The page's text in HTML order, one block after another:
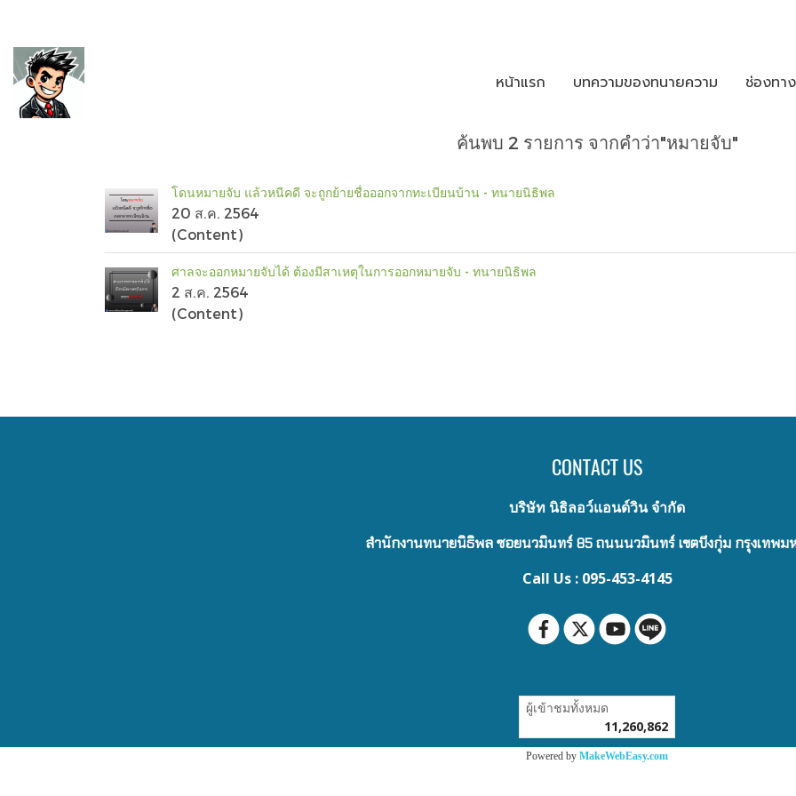
หน้าแรก บทความของทนายความ ช่องทา
ค้นพบ 2 รายการ จากคำว่า"หมายจับ"
โดนหมายจับ แล้วหนีคดี จะถูกย้ายชื่อออกจากทะเบียนบ้าน - ทนายนิธิพล
20 ส.ค. 2564
(Content)
ศาลจะออกหมายจับได้ ต้องมีสาเหตุในการออกหมายจับ - ทนายนิธิพล
2 ส.ค. 2564
(Content)
CONTACT US
บริษัท นิธิลอว์แอนด์วิน จำกัด
สำนักงานทนายนิธิพล ซอยนวมินทร์ 85 ถนนนวมินทร์ เขตบึงกุ่ม กรุงเทพม
Call Us : 095-453-4145
ผู้เข้าชมทั้งหมด
11,260,862
Powered by MakeWebEasy.com